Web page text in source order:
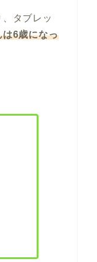
タブレッ
は6歳になっ